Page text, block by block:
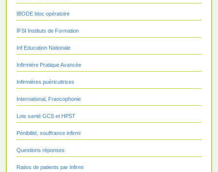
IBODE bloc opératoire
IFSI Instituts de Formation
Inf Education Nationale
Infirmière Pratique Avancée
Infirmières puéricultrices
International, Francophonie
Lois santé GCS et HPST
Pénibilité, souffrance infirmi
Questions réponses
Ratios de patients par infirmi